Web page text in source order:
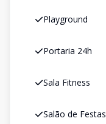
Playground
Portaria 24h
Sala Fitness
Salão de Festas